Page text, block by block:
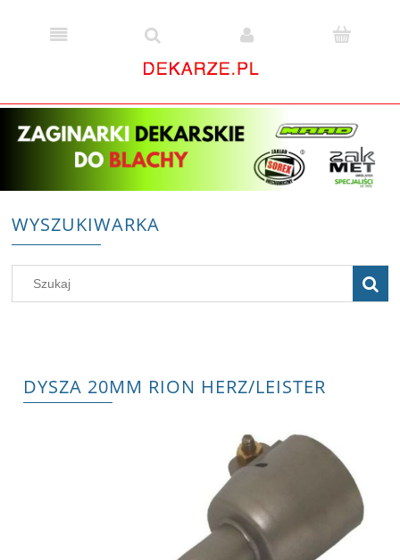
WYSZUKIWARKA
DYSZA 20MM RION HERZ/LEISTER